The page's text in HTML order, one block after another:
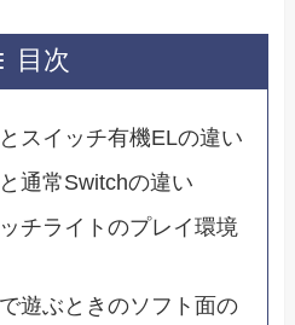
目次
スイッチ有機ELの違い
通常Switchの違い
チライトのプレイ環境
遊ぶときのソフト面の